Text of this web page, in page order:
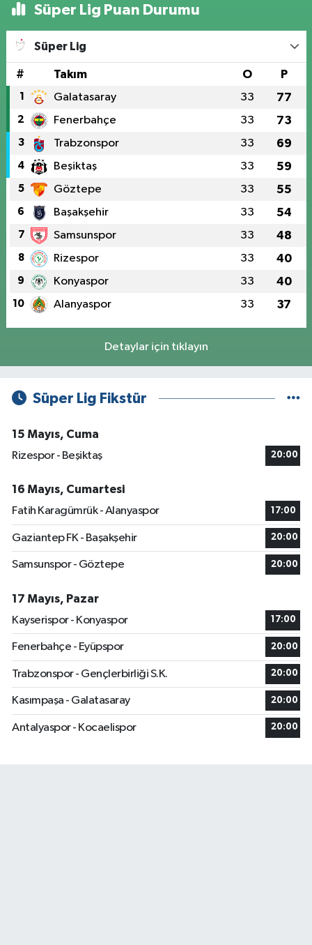
Süper Lig Puan Durumu
Süper Lig
# Takım O P
1 Galatasaray 33 77
2 Fenerbahçe 33 73
3 Trabzonspor 33 69
4 Beşiktaş 33 59
5 Göztepe 33 55
6 Başakşehir 33 54
7 Samsunspor 33 48
8 Rizespor 33 40
9 Konyaspor 33 40
10 Alanyaspor 33 37
Detaylar için tıklayın
Süper Lig Fikstür
15 Mayıs, Cuma
Rizespor - Beşiktaş
20:00
16 Mayıs, Cumartesi
Fatih Karagümrük - Alanyaspor
17:00
Gaziantep FK - Başakşehir 20:00
Samsunspor - Göztepe 20:00
17 Mayıs, Pazar
Kayserispor - Konyaspor
17:00
Fenerbahçe - Eyüpspor 20:00
Trabzonspor - Gençlerbirliği S.K. 20:00
Kasımpaşa - Galatasaray 20:00
Antalyaspor - Kocaelispor 20:00